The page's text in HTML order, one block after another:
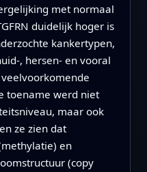
met normaal
duidelijk hoger is
kankertypen,
, hersen- en vooral
toename werd niet
maar ook
ze zien dat
en
(copy